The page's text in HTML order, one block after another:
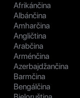
Afrikánčina
Albánčina
Amharčina
Angličtina
Arabčina
Arménčina
Azerbajdžančina
Barmčina
Bengálčina